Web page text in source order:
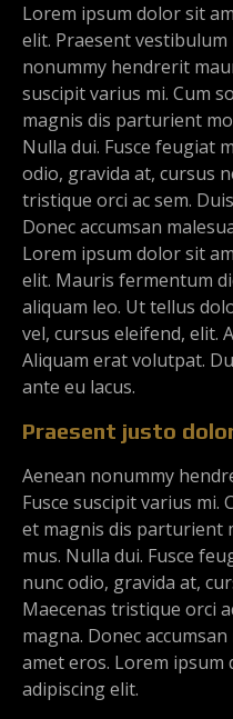
Lorem ipsum dolor sit
elit. Praesent vestibulum
nonummy hendrerit
suscipit varius mi. Cum
magnis dis parturient
Nulla dui. Fusce feugiat
odio, gravida at, cursus
tristique orci ac sem.
Donec accumsan
Lorem ipsum dolor sit
elit. Mauris fermentum
aliquam leo. Ut tellus
vel, cursus eleifend, elit.
Aliquam erat volutpat.
ante eu lacus.
Praesent justo
Aenean nonummy
Fusce suscipit varius mi.
et magnis dis parturient
mus. Nulla dui. Fusce
nunc odio, gravida at,
Maecenas tristique orci
magna. Donec
amet eros. Lorem
adipiscing elit.